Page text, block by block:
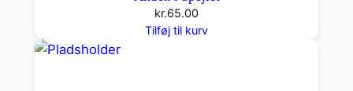
kr.65.00
Tilføj til kurv